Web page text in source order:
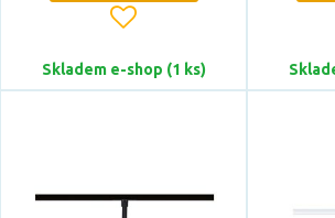
Stmívatelné
ano
Skladem e-shop (1 ks)